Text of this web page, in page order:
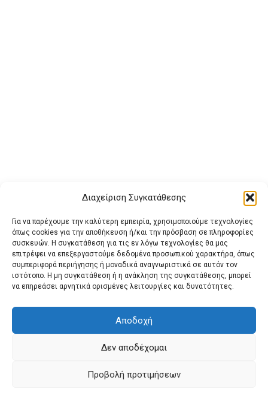
Διαχείριση Συγκατάθεσης
Για να παρέχουμε την καλύτερη εμπειρία, χρησιμοποιούμε τεχνολογίες
όπως cookies για την αποθήκευση ή/και την πρόσβαση σε πληροφορίες
συσκευών. Η συγκατάθεση για τις εν λόγω τεχνολογίες θα μας
επιτρέψει να επεξεργαστούμε δεδομένα προσωπικού χαρακτήρα, όπως
συμπεριφορά περιήγησης ή μοναδικά αναγνωριστικά σε αυτόν τον
ιστότοπο. Η μη συγκατάθεση ή η ανάκληση της συγκατάθεσης, μπορεί
να επηρεάσει αρνητικά ορισμένες λειτουργίες και δυνατότητες.
Αποδοχή
Δεν αποδέχομαι
Προβολή προτιμήσεων
Buy Adspace ΑΡΧΙΚΗ ΕΠΙΚΟΙΝΩΝΙΑ
ΟΡΟΙ ΧΡΗΣΗΣ